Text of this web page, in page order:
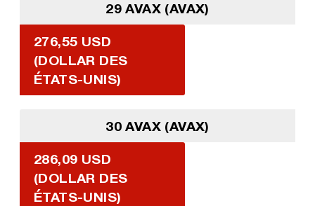
29 AVAX (AVAX)
276,55 USD
(DOLLAR DES
ÉTATS-UNIS)
30 AVAX (AVAX)
286,09 USD
(DOLLAR DES
ÉTATS-UNIS)